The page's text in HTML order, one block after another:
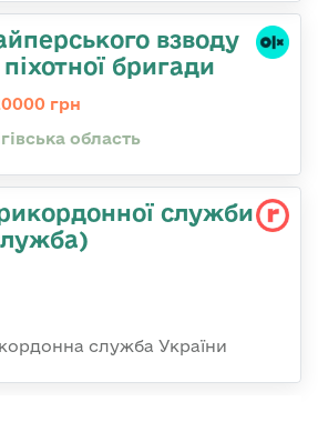
взводу
бригади
грн
область
служби
служба України